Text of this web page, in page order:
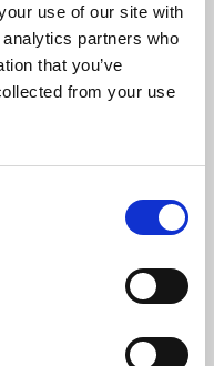
use of our site with
partners who
that you’ve
from your use